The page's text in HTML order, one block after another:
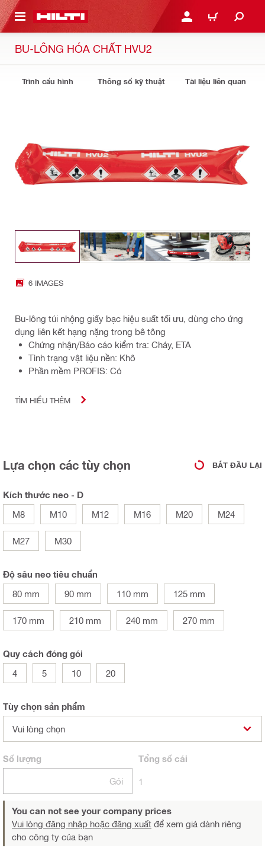
NỘI DUNG CHÍNH ĐĂNG NHẬP HOẶC
GIỎ HÀNG
BU-LÔNG HÓA CHẤT HVU2
Trình cấu hình Thông số kỹ thuật Tài liệu liên quan
6 IMAGES
Bu-lông túi nhộng giấy bạc hiệu suất tối ưu, dùng cho ứng
dụng liên kết hạng nặng trong bê tông
Chứng nhận/Báo cáo kiểm tra: Cháy, ETA
Tình trạng vật liệu nền: Khô
Phần mềm PROFIS: Có
TÌM HIỂU THÊM
Lựa chọn các tùy chọn BẮT ĐẦU LẠI
Kích thước neo - D
M8
M10 M12 M16 M20 M24
M27 M30
Độ sâu neo tiêu chuẩn
80 mm
90 mm 110 mm 125 mm
170 mm 210 mm 240 mm 270 mm
Quy cách đóng gói
4
5 10 20
Tùy chọn sản phẩm
Vui lòng chọn
Số lượng
Gói
Tổng số cái
1
You can not see your company prices
Vui lòng đăng nhập hoặc đăng xuất để xem giá dành riêng
cho công ty của bạn